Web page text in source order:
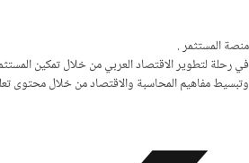
منصة المستثمر.
في رحلة لتطوير الاقتصاد العربي من خلال تمكين
وتبسيط مفاهيم المحاسبة والاقتصاد من خلال محتوى